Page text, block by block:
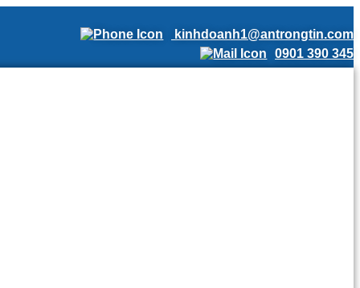
kinhdoanh1@antrongtin.com
0901 390 345